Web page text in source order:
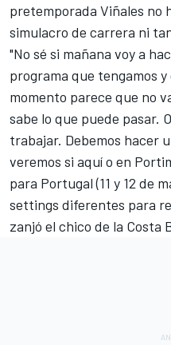
pretemporada Viñales no
simulacro de carrera ni
"No sé si mañana voy a
programa que tengamos
momento parece que no
sabe lo que puede pasar.
trabajar. Debemos hacer
veremos si aquí o en
para Portugal (11 y 12 de
settings diferentes para
zanjó el chico de la Costa